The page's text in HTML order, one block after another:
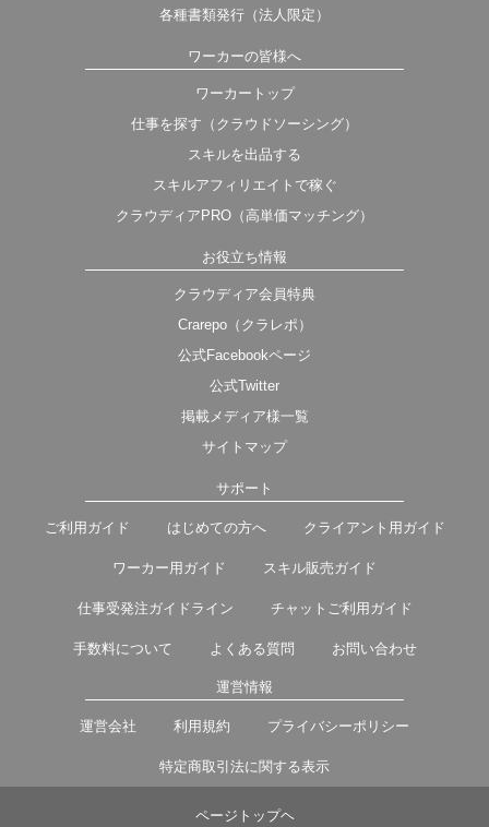
各種書類発行（法人限定）
ワーカーの皆様へ
ワーカートップ
仕事を探す（クラウドソーシング）
スキルを出品する
スキルアフィリエイトで稼ぐ
クラウディアPRO（高単価マッチング）
お役立ち情報
クラウディア会員特典
Crarepo（クラレポ）
公式Facebookページ
公式Twitter
掲載メディア様一覧
サイトマップ
サポート
ご利用ガイド はじめての方へ クライアント用ガイド
ワーカー用ガイド スキル販売ガイド
仕事受発注ガイドライン チャットご利用ガイド
手数料について よくある質問 お問い合わせ
運営情報
運営会社 利用規約 プライバシーポリシー
特定商取引法に関する表示
ページトップヘ